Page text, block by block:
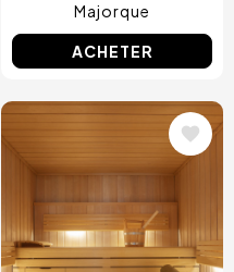
Majorque
ACHETER
Image